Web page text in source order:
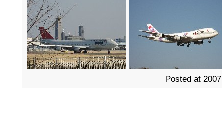
Posted at